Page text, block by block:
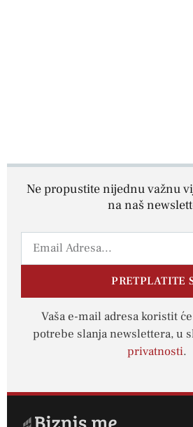
Ne propustite nijednu važnu
na naš
PRETPLATITE
Vaša e-mail adresa koristit
potrebe slanja newslettera, u
privatnosti.